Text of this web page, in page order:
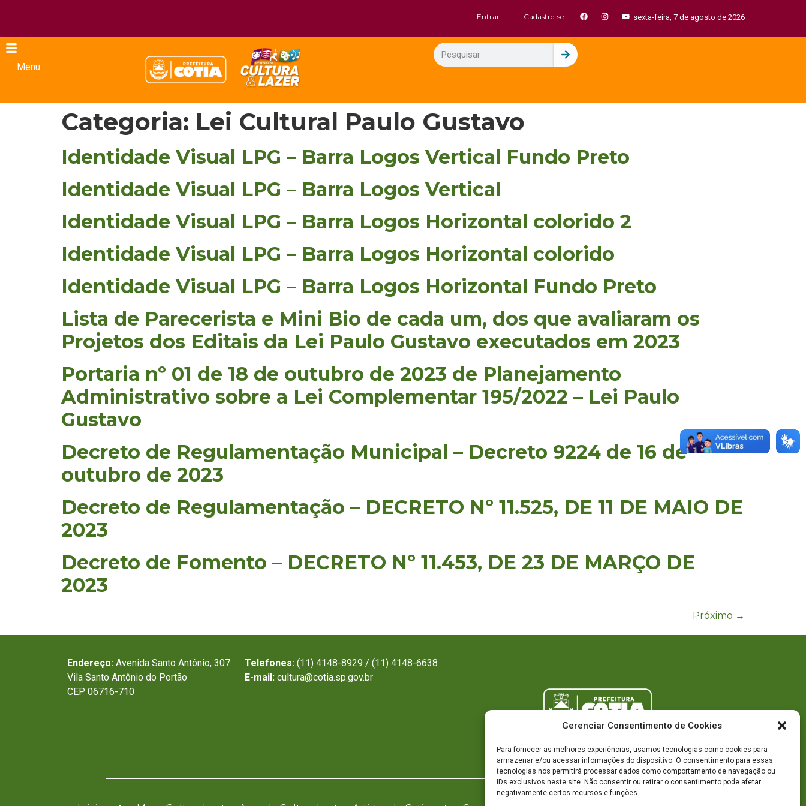
Gerenciar Consentimento de Cookies
Para fornecer as melhores experiências, usamos tecnologias como cookies para
armazenar e/ou acessar informações do dispositivo. O consentimento para essas
tecnologias nos permitirá processar dados como comportamento de navegação ou
IDs exclusivos neste site. Não consentir ou retirar o consentimento pode afetar
negativamente certos recursos e funções.
Entrar Cadastre-se sexta-feira, 7 de agosto de 2026
Menu
Categoria: Lei Cultural Paulo Gustavo
Identidade Visual LPG – Barra Logos Vertical Fundo Preto
Identidade Visual LPG – Barra Logos Vertical
Identidade Visual LPG – Barra Logos Horizontal colorido 2
Identidade Visual LPG – Barra Logos Horizontal colorido
Identidade Visual LPG – Barra Logos Horizontal Fundo Preto
Lista de Parecerista e Mini Bio de cada um, dos que avaliaram os
Projetos dos Editais da Lei Paulo Gustavo executados em 2023
Portaria nº 01 de 18 de outubro de 2023 de Planejamento
Administrativo sobre a Lei Complementar 195/2022 – Lei Paulo
Gustavo
Decreto de Regulamentação Municipal – Decreto 9224 de 16 de
outubro de 2023
Decreto de Regulamentação – DECRETO Nº 11.525, DE 11 DE MAIO DE
2023
Decreto de Fomento – DECRETO Nº 11.453, DE 23 DE MARÇO DE
2023
Próximo →
Endereço: Avenida Santo Antônio, 307
Vila Santo Antônio do Portão
CEP 06716-710
Telefones: (11) 4148-8929 / (11) 4148-6638
E-mail: cultura@cotia.sp.gov.br